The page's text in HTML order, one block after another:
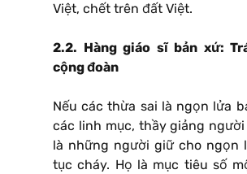
Việt, chết trên đất Việt.
2.2. Hàng giáo sĩ bản xứ:
cộng đoàn
Nếu các thừa sai là ngọn lửa
các linh mục, thầy giảng
là những người giữ cho ngọn
tục cháy. Họ là mục tiêu số